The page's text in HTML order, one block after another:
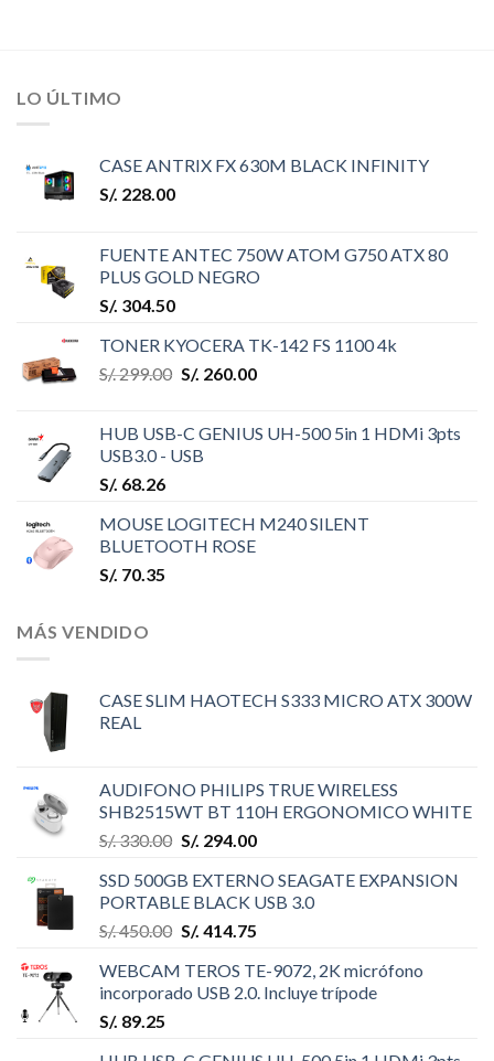
LO ÚLTIMO
CASE ANTRIX FX 630M BLACK INFINITY
S/. 228.00
FUENTE ANTEC 750W ATOM G750 ATX 80
PLUS GOLD NEGRO
S/. 304.50
TONER KYOCERA TK-142 FS 1100 4k
S/.299.00 S/. 260.00
HUB USB-C GENIUS UH-500 5in 1 HDMi 3pts
USB3.0 - USB
S/. 68.26
MOUSE LOGITECH M240 SILENT
BLUETOOTH ROSE
S/. 70.35
MÁS VENDIDO
CASE SLIM HAOTECH S333 MICRO ATX 300W
REAL
AUDIFONO PHILIPS TRUE WIRELESS
SHB2515WT BT 110H ERGONOMICO WHITE
S/.330.00 S/. 294.00
SSD 500GB EXTERNO SEAGATE EXPANSION
PORTABLE BLACK USB 3.0
S/.450.00 S/. 414.75
WEBCAM TEROS TE-9072, 2K micrófono
incorporado USB 2.0. Incluye trípode
S/. 89.25